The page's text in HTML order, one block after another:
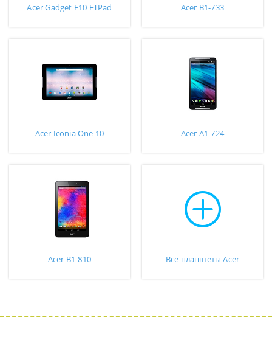
Acer Gadget E10 ETPad Acer B1-733
Acer Iconia One 10 Acer A1-724
Acer B1-810 Все планшеты Acer